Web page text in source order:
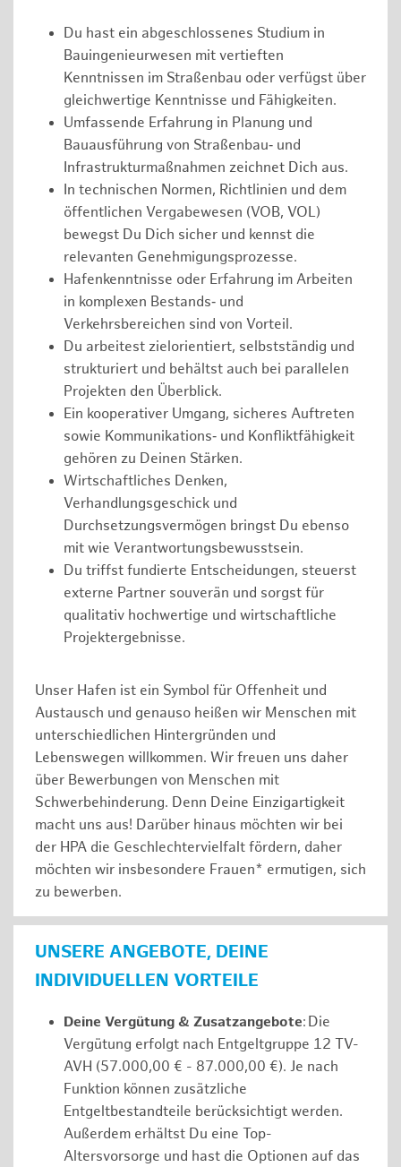
Du hast ein abgeschlossenes Studium in
Bauingenieurwesen mit vertieften
Kenntnissen im Straßenbau oder verfügst über
gleichwertige Kenntnisse und Fähigkeiten.
Umfassende Erfahrung in Planung und
Bauausführung von Straßenbau‑ und
Infrastrukturmaßnahmen zeichnet Dich aus.
In technischen Normen, Richtlinien und dem
öffentlichen Vergabewesen (VOB, VOL)
bewegst Du Dich sicher und kennst die
relevanten Genehmigungsprozesse.
Hafenkenntnisse oder Erfahrung im Arbeiten
in komplexen Bestands‑ und
Verkehrsbereichen sind von Vorteil.
Du arbeitest zielorientiert, selbstständig und
strukturiert und behältst auch bei parallelen
Projekten den Überblick.
Ein kooperativer Umgang, sicheres Auftreten
sowie Kommunikations‑ und Konfliktfähigkeit
gehören zu Deinen Stärken.
Wirtschaftliches Denken,
Verhandlungsgeschick und
Durchsetzungsvermögen bringst Du ebenso
mit wie Verantwortungsbewusstsein.
Du triffst fundierte Entscheidungen, steuerst
externe Partner souverän und sorgst für
qualitativ hochwertige und wirtschaftliche
Projektergebnisse.
Unser Hafen ist ein Symbol für Offenheit und
Austausch und genauso heißen wir Menschen mit
unterschiedlichen Hintergründen und
Lebenswegen willkommen. Wir freuen uns daher
über Bewerbungen von Menschen mit
Schwerbehinderung. Denn Deine Einzigartigkeit
macht uns aus! Darüber hinaus möchten wir bei
der HPA die Geschlechtervielfalt fördern, daher
möchten wir insbesondere Frauen* ermutigen, sich
zu bewerben.
UNSERE ANGEBOTE, DEINE
INDIVIDUELLEN VORTEILE
Deine Vergütung & Zusatzangebote: Die
Vergütung erfolgt nach Entgeltgruppe 12 TV-
AVH (57.000,00 € - 87.000,00 €). Je nach
Funktion können zusätzliche
Entgeltbestandteile berücksichtigt werden.
Außerdem erhältst Du eine Top-
Altersvorsorge und hast die Optionen auf das